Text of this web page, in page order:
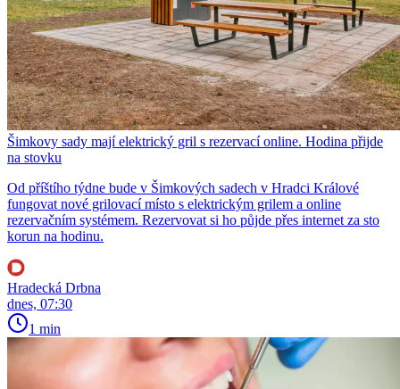
Šimkovy sady mají elektrický gril s rezervací online. Hodina přijde
na stovku
Od příštího týdne bude v Šimkových sadech v Hradci Králové
fungovat nové grilovací místo s elektrickým grilem a online
rezervačním systémem. Rezervovat si ho půjde přes internet za sto
korun na hodinu.
Hradecká Drbna
dnes, 07:30
1 min